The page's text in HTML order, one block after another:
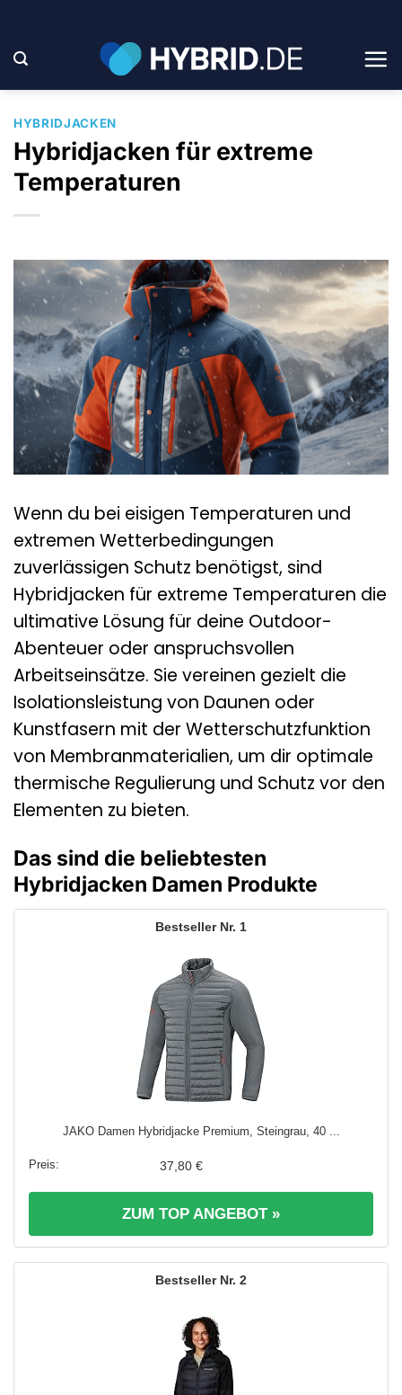
springen
HYBRIDJACKEN
Hybridjacken für extreme
Temperaturen
Wenn du bei eisigen Temperaturen und
extremen Wetterbedingungen
zuverlässigen Schutz benötigst, sind
Hybridjacken für extreme Temperaturen die
ultimative Lösung für deine Outdoor-
Abenteuer oder anspruchsvollen
Arbeitseinsätze. Sie vereinen gezielt die
Isolationsleistung von Daunen oder
Kunstfasern mit der Wetterschutzfunktion
von Membranmaterialien, um dir optimale
thermische Regulierung und Schutz vor den
Elementen zu bieten.
Das sind die beliebtesten
Hybridjacken Damen Produkte
1
JAKO Damen Hybridjacke Premium, Steingrau, 40 ...
37,80 €
ZUM TOP ANGEBOT »
2